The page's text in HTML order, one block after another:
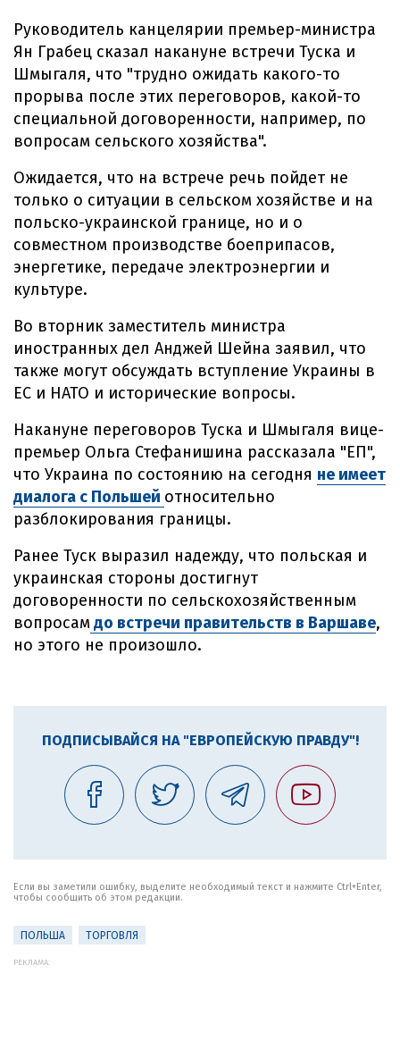
Руководитель канцелярии премьер-министра
Ян Грабец сказал накануне встречи Туска и
Шмыгаля, что "трудно ожидать какого-то
прорыва после этих переговоров, какой-то
специальной договоренности, например, по
вопросам сельского хозяйства".
Ожидается, что на встрече речь пойдет не
только о ситуации в сельском хозяйстве и на
польско-украинской границе, но и о
совместном производстве боеприпасов,
энергетике, передаче электроэнергии и
культуре.
Во вторник заместитель министра
иностранных дел Анджей Шейна заявил, что
также могут обсуждать вступление Украины в
ЕС и НАТО и исторические вопросы.
Накануне переговоров Туска и Шмыгаля вице-
премьер Ольга Стефанишина рассказала "ЕП",
что Украина по состоянию на сегодня не имеет
диалога с Польшей относительно
разблокирования границы.
Ранее Туск выразил надежду, что польская и
украинская стороны достигнут
договоренности по сельскохозяйственным
вопросамдо встречи правительств в Варшаве,
но этого не произошло.
ПОДПИСЫВАЙСЯ НА "ЕВРОПЕЙСКУЮ ПРАВДУ"!
Если вы заметили ошибку, выделите необходимый текст и нажмите Ctrl+Enter,
чтобы сообщить об этом редакции.
ПОЛЬША ТОРГОВЛЯ
РЕКЛАМА: